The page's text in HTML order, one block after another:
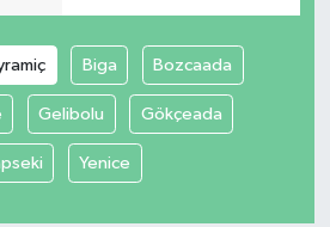
Biga Bozcaada
Gelibolu Gökçeada
Yenice